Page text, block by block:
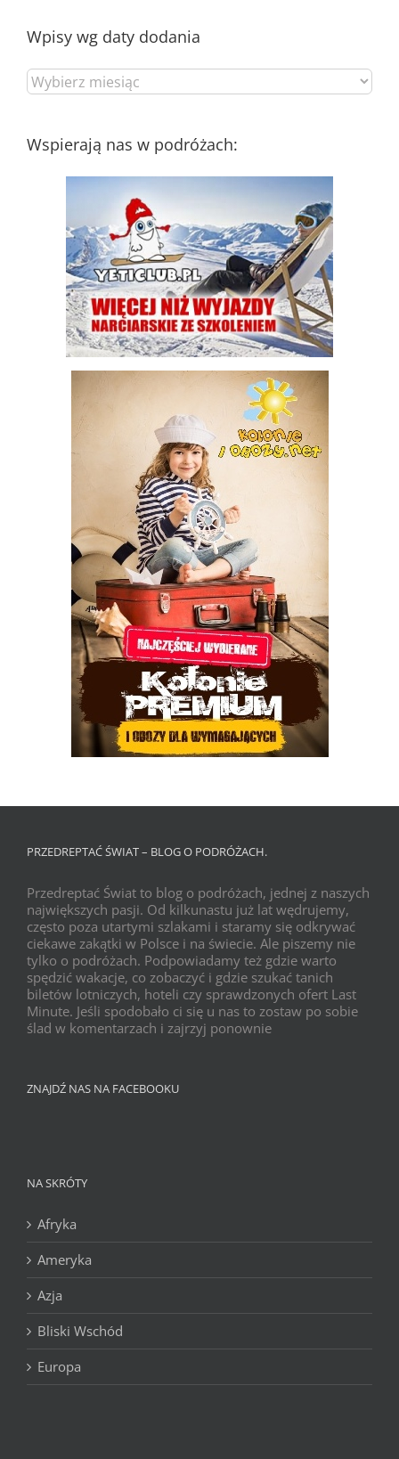
Wpisy wg daty dodania
Wpisy
wg
Wspierają nas w podróżach:
PRZEDREPTAĆ ŚWIAT – BLOG O PODRÓŻACH.
Przedreptać Świat to blog o podróżach, jednej z naszych
największych pasji. Od kilkunastu już lat wędrujemy,
często poza utartymi szlakami i staramy się odkrywać
ciekawe zakątki w Polsce i na świecie. Ale piszemy nie
tylko o podróżach. Podpowiadamy też gdzie warto
spędzić wakacje, co zobaczyć i gdzie szukać tanich
biletów lotniczych, hoteli czy sprawdzonych ofert Last
Minute. Jeśli spodobało ci się u nas to zostaw po sobie
ślad w komentarzach i zajrzyj ponownie
ZNAJDŹ NAS NA FACEBOOKU
NA SKRÓTY
Afryka
Ameryka
Azja
Bliski Wschód
Europa